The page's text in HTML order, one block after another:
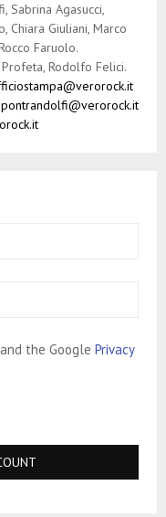
Sabrina Agasucci,
Chiara Giuliani, Marco
Faruolo.
Profeta, Rodolfo Felici.
the Google Privacy